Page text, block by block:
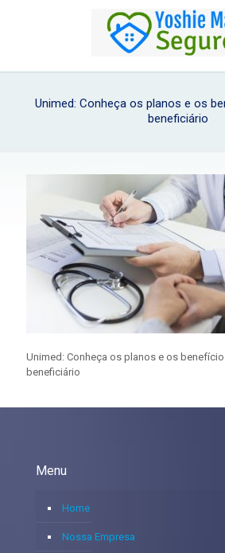
Unimed: Conheça os planos e os
beneficiário
Unimed: Conheça os planos e os
beneficiário
Menu
Home
Nossa Empresa